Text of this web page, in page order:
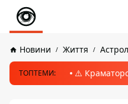
Новини Життя
ТОПТЕМИ: ⚠️